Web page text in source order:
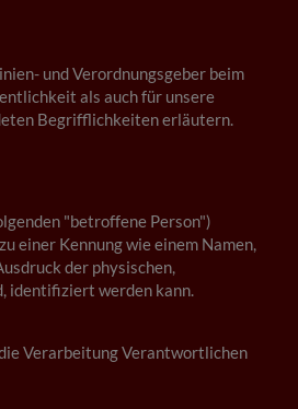
und Verordnungsgeber beim
als auch für unsere
Begrifflichkeiten erläutern.
"betroffene Person")
einer Kennung wie einem Namen,
der physischen,
identifiziert werden kann.
Verarbeitung Verantwortlichen